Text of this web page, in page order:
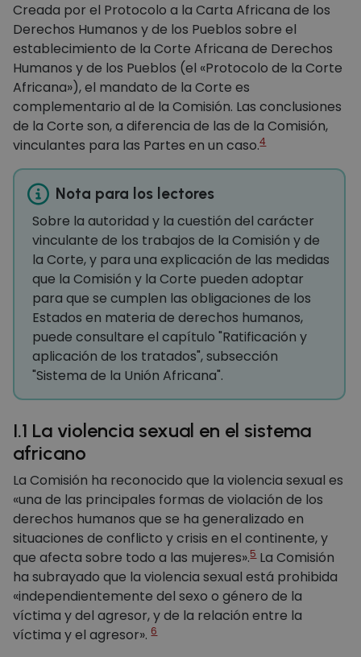
Creada por el Protocolo a la Carta Africana de los
Derechos Humanos y de los Pueblos sobre el
establecimiento de la Corte Africana de Derechos
Humanos y de los Pueblos (el «Protocolo de la Corte
Africana»), el mandato de la Corte es
complementario al de la Comisión. Las conclusiones
de la Corte son, a diferencia de las de la Comisión,
vinculantes para las Partes en un caso.4
Nota para los lectores
Sobre la autoridad y la cuestión del carácter
vinculante de los trabajos de la Comisión y de
la Corte, y para una explicación de las medidas
que la Comisión y la Corte pueden adoptar
para que se cumplen las obligaciones de los
Estados en materia de derechos humanos,
puede consultare el capítulo "Ratificación y
aplicación de los tratados", subsección
"Sistema de la Unión Africana".
I.1 La violencia sexual en el sistema
africano
La Comisión ha reconocido que la violencia sexual es
«una de las principales formas de violación de los
derechos humanos que se ha generalizado en
situaciones de conflicto y crisis en el continente, y
que afecta sobre todo a las mujeres».5La Comisión
ha subrayado que la violencia sexual está prohibida
«independientemente del sexo o género de la
víctima y del agresor, y de la relación entre la
víctima y el agresor».6